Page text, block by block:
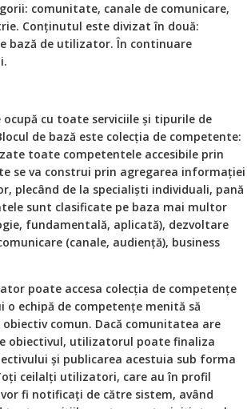
comunitate, canale de comunicare,
Conţinutul este divizat în două:
bază de utilizator. În continuare
ocupă cu toate serviciile şi tipurile de
de bază este colecţia de competente:
toate competentele accesibile prin
se va construi prin agregarea informaţiei
plecând de la specialişti individuali, pană
sunt clasificate pe baza mai multor
fundamentală, aplicată), dezvoltare
(canale, audienţă), business
poate accesa colecţia de competenţe
echipă de competenţe menită să
comun. Dacă comunitatea are
obiectivul, utilizatorul poate finaliza
şi publicarea acestuia sub forma
ceilalţi utilizatori, care au în profil
fi notificaţi de către sistem, având